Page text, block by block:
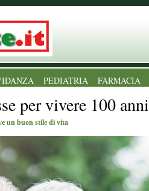
PEDIATRIA FARMACIA
per vivere 100 anni
un buon stile di vita